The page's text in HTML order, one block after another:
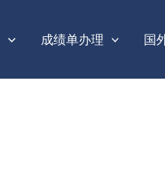
成绩单办理 国